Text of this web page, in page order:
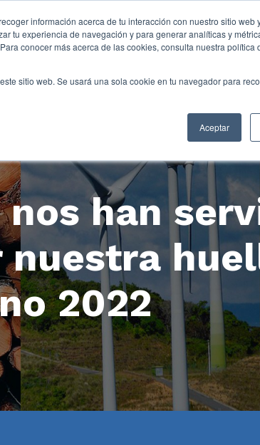
información acerca de tu interacción con nuestro sitio web
tu experiencia de navegación y para generar analíticas y
conocer más acerca de las cookies, consulta nuestra política
sitio web. Se usará una sola cookie en tu navegador para
Aceptar
han
nuestra
2022